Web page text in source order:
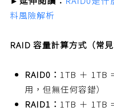
料風險解析
RAID 容量計算方式（常見
RAID0： 1TB ＋ 1TB
用，但無任何容錯）
RAID1： 1TB ＋ 1TB